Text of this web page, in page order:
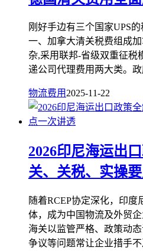
刚好手边有三个国家UPS
一、加拿大清关税费组成
杂,采用联邦-省级双重征税
递公司代理费用两大类。政
物流费用2025-11-22
2026印尼海运出
关、关税、实操
随着RCEP协定深化，印
体，成为中国物流及外贸
海关以监管严格、政策动
争议等问题常让企业措手